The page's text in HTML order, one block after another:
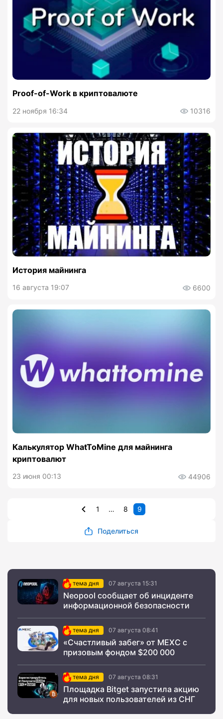
Proof-of-Work в криптовалюте
22 ноября 16:34 10316
История майнинга
16 августа 19:07 6600
Калькулятор WhatToMine для майнинга
криптовалют
23 июня 00:13 44906
1 … 8 9
Поделиться
тема дня 07 августа 15:31
Neopool сообщает об инциденте
информационной безопасности
тема дня 07 августа 08:41
«Счастливый забег» от MEXC с
призовым фондом $200 000
тема дня 07 августа 08:31
Площадка Bitget запустила акцию
для новых пользователей из СНГ